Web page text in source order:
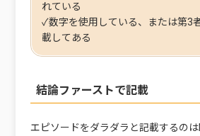
れている
✓数字を使用している、または第3
載してある
結論ファーストで記載
エピソードをダラダラと記載するのは